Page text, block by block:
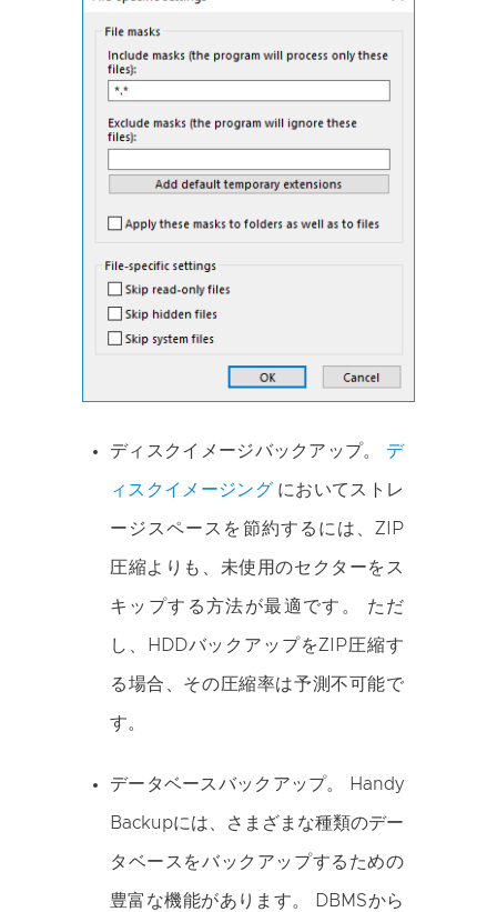
ディスクイメージバックアップ。 デ
ィスクイメージングにおいてストレ
ージスペースを節約するには、ZIP
圧縮よりも、未使用のセクターをス
キップする方法が最適です。 ただ
し、HDDバックアップをZIP圧縮す
る場合、その圧縮率は予測不可能で
す。
データベースバックアップ。 Handy
Backupには、さまざまな種類のデー
タベースをバックアップするための
豊富な機能があります。 DBMSから